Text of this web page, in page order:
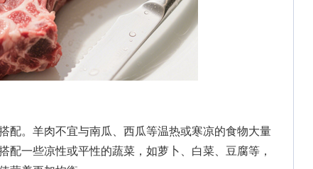
。羊肉不宜与南瓜、西瓜等温热或寒凉的食物大量
配一些凉性或平性的蔬菜，如萝卜、白菜、豆腐等，